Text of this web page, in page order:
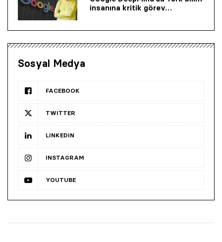
insanına kritik görev…
Sosyal Medya
FACEBOOK
TWITTER
LINKEDIN
INSTAGRAM
YOUTUBE